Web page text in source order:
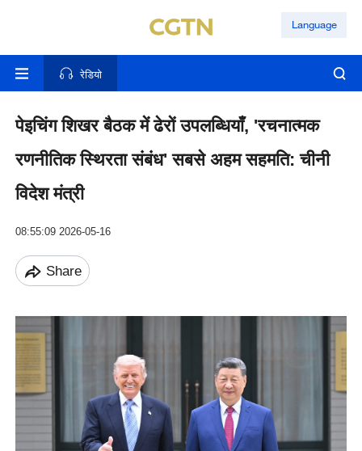
Language
रेडियो
पेइचिंग शिखर बैठक में ढेरों उपलब्धियाँ, 'रचनात्मक
रणनीतिक स्थिरता संबंध' सबसे अहम सहमति: चीनी
विदेश मंत्री
08:55:09 2026-05-16
Share